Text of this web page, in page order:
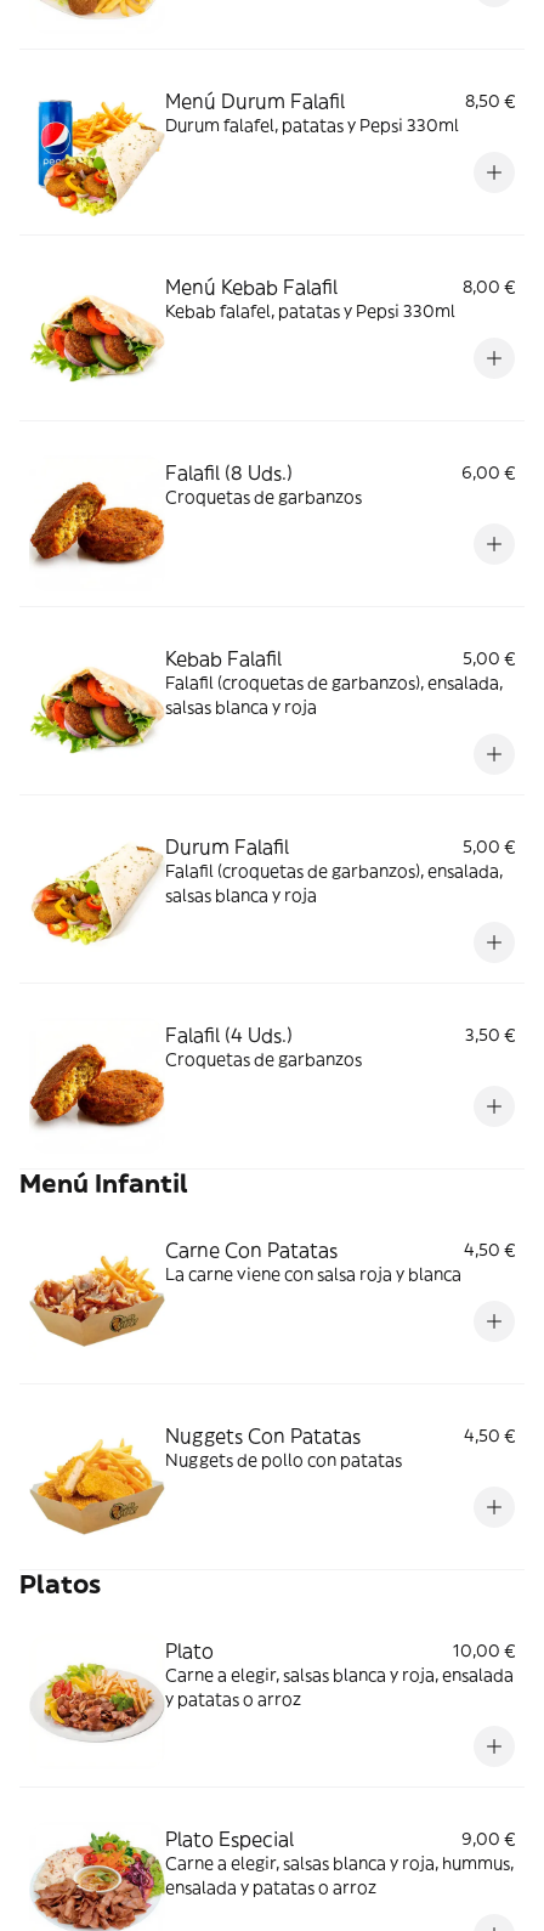
Menú Durum Falafil
8,50 €
Durum falafel, patatas y Pepsi 330ml
Menú Kebab Falafil
8,00 €
Kebab falafel, patatas y Pepsi 330ml
Falafil (8 Uds.)
6,00 €
Croquetas de garbanzos
Kebab Falafil
5,00 €
Falafil (croquetas de garbanzos), ensalada,
salsas blanca y roja
Durum Falafil
5,00 €
Falafil (croquetas de garbanzos), ensalada,
salsas blanca y roja
Falafil (4 Uds.)
3,50 €
Croquetas de garbanzos
Menú Infantil
Carne Con Patatas
4,50 €
La carne viene con salsa roja y blanca
Nuggets Con Patatas
4,50 €
Nuggets de pollo con patatas
Platos
Plato
10,00 €
Carne a elegir, salsas blanca y roja, ensalada
y patatas o arroz
Plato Especial
9,00 €
Carne a elegir, salsas blanca y roja, hummus,
ensalada y patatas o arroz